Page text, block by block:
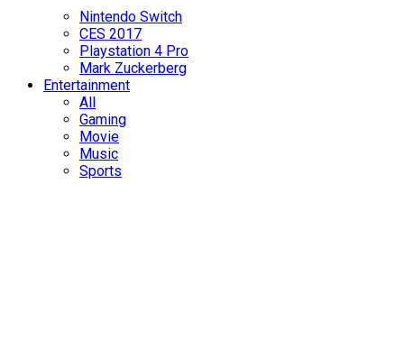
Nintendo Switch
CES 2017
Playstation 4 Pro
Mark Zuckerberg
Entertainment
All
Gaming
Movie
Music
Sports